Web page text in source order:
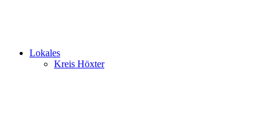
Lokales
Kreis Höxter